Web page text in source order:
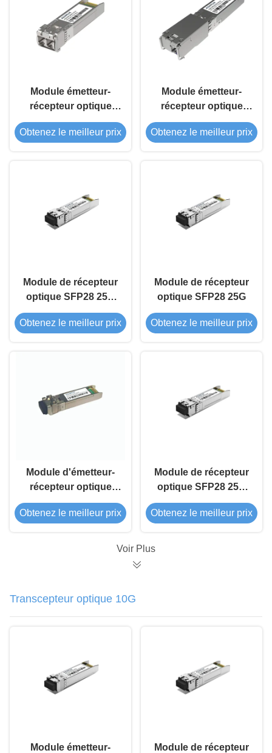
Module émetteur-
récepteur optique
SFP28 25G 1310nm
80Km
Obtenez le meilleur prix
Module émetteur-
récepteur optique
SFP28 25G BIDI 80Km
Obtenez le meilleur prix
Module de récepteur
optique SFP28 25G
BIDI de 40 km
Obtenez le meilleur prix
Module de récepteur
optique SFP28 25G
Obtenez le meilleur prix
Module d'émetteur-
récepteur optique
SFP28 25G DWDM 10
km
Obtenez le meilleur prix
Module de récepteur
optique SFP28 25G
1310nm 40Km
Obtenez le meilleur prix
Voir Plus
Transcepteur optique 10G
Module émetteur-
Module de récepteur